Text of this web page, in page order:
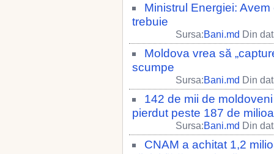
Ministrul Energiei:
trebuie
Sursa:Bani.md Din
Moldova vrea să
scumpe
Sursa:Bani.md Din
142 de mii de
pierdut peste 187 de
Sursa:Bani.md Din
CNAM a achitat 1,2